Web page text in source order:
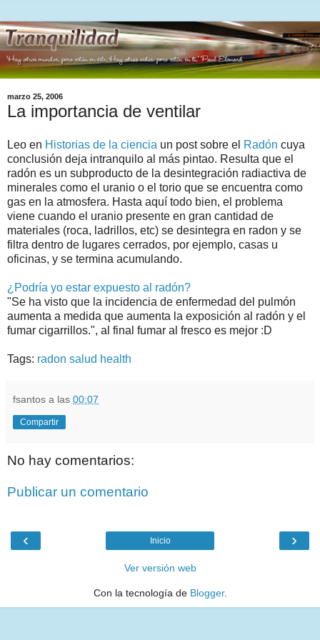
marzo 25, 2006
La importancia de ventilar
Leo en Historias de la ciencia un post sobre el Radón cuya
conclusión deja intranquilo al más pintao. Resulta que el
radón es un subproducto de la desintegración radiactiva de
minerales como el uranio o el torio que se encuentra como
gas en la atmosfera. Hasta aquí todo bien, el problema
viene cuando el uranio presente en gran cantidad de
materiales (roca, ladrillos, etc) se desintegra en radon y se
filtra dentro de lugares cerrados, por ejemplo, casas u
oficinas, y se termina acumulando.
¿Podría yo estar expuesto al radón?
"Se ha visto que la incidencia de enfermedad del pulmón
aumenta a medida que aumenta la exposición al radón y el
fumar cigarrillos.", al final fumar al fresco es mejor :D
Tags: radon salud health
fsantos a las 00:07
Compartir
No hay comentarios:
Publicar un comentario
‹ ›
Inicio
Ver versión web
Con la tecnología de Blogger.